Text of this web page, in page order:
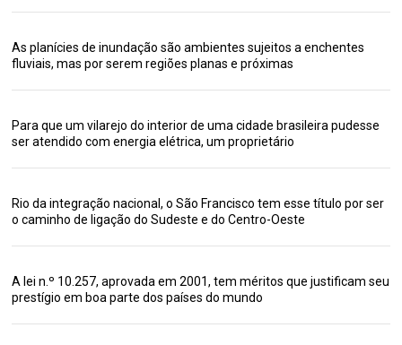
As planícies de inundação são ambientes sujeitos a enchentes
fluviais, mas por serem regiões planas e próximas
Para que um vilarejo do interior de uma cidade brasileira pudesse
ser atendido com energia elétrica, um proprietário
Rio da integração nacional, o São Francisco tem esse título por ser
o caminho de ligação do Sudeste e do Centro-Oeste
A lei n.º 10.257, aprovada em 2001, tem méritos que justificam seu
prestígio em boa parte dos países do mundo